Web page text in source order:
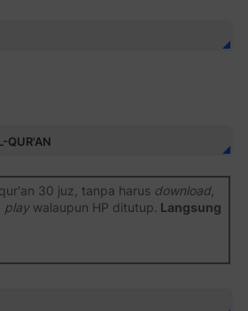
QUR'AN
30 juz, tanpa harus download,
playwalaupun HP ditutup. Langsung